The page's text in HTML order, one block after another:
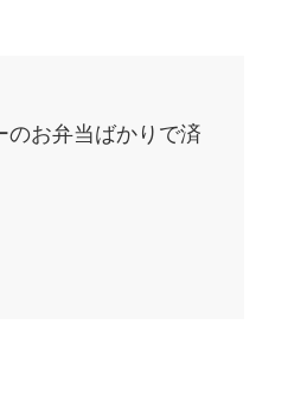
のお弁当ばかりで済